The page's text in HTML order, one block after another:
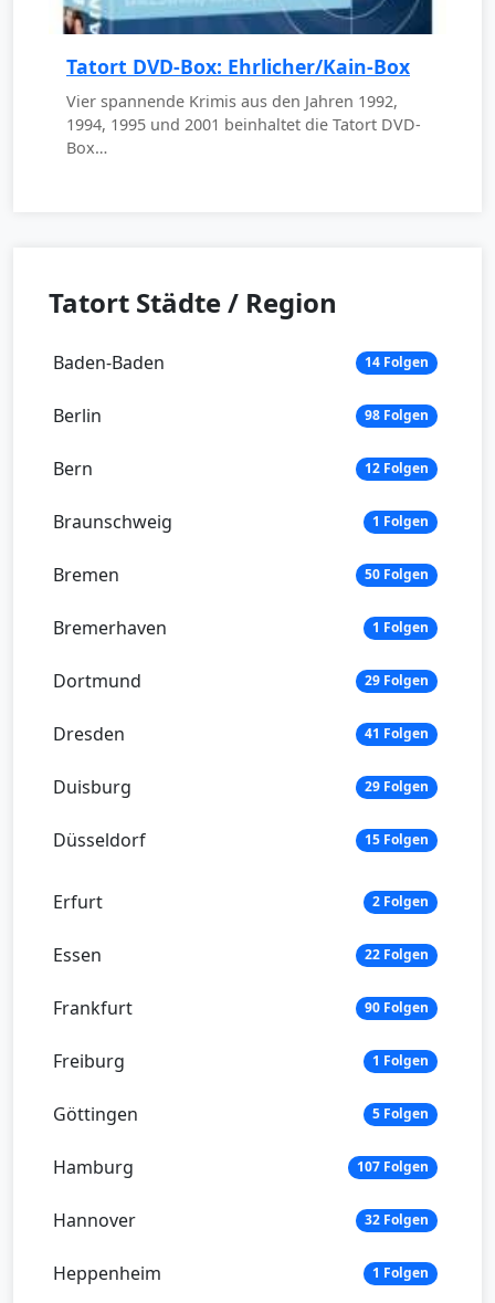
Tatort DVD-Box: Ehrlicher/Kain-Box
Vier spannende Krimis aus den Jahren 1992,
1994, 1995 und 2001 beinhaltet die Tatort DVD-
Box…
Tatort Städte / Region
Baden-Baden 14 Folgen
Berlin 98 Folgen
Bern 12 Folgen
Braunschweig 1 Folgen
Bremen 50 Folgen
Bremerhaven 1 Folgen
Dortmund 29 Folgen
Dresden 41 Folgen
Duisburg 29 Folgen
Düsseldorf 15 Folgen
Erfurt 2 Folgen
Essen 22 Folgen
Frankfurt 90 Folgen
Freiburg 1 Folgen
Göttingen 5 Folgen
Hamburg 107 Folgen
Hannover 32 Folgen
Heppenheim 1 Folgen